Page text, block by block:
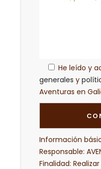
He leído y
generales y
Aventuras en
Información
Responsable:
Finalidad: